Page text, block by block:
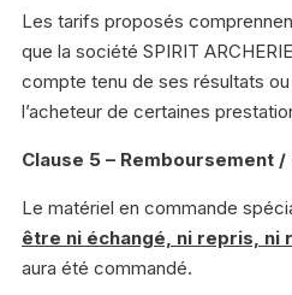
Les tarifs proposés
que la société SPIRIT
compte tenu de ses résultats
l’acheteur de certaines
Clause 5 – Remboursement /
Le matériel en commande
être ni échangé, ni repris, ni
aura été commandé.